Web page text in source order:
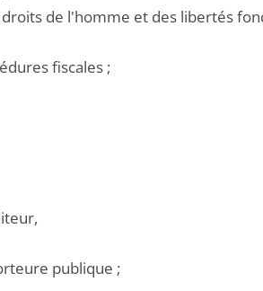
de l'homme et des libertés
fiscales ;
publique ;